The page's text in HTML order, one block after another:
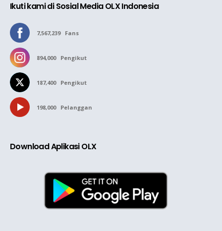
Ikuti kami di Sosial Media OLX Indonesia
7,567,239 Fans
894,000 Pengikut
187,400 Pengikut
198,000 Pelanggan
Download Aplikasi OLX